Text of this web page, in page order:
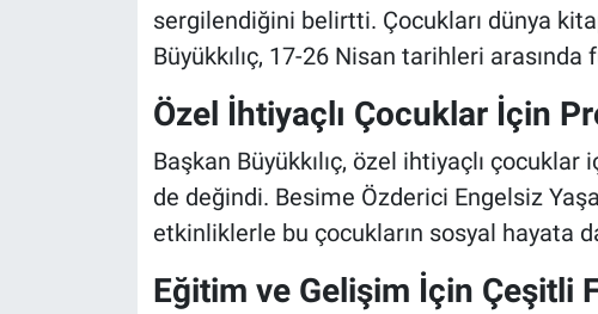
sergilendiğini belirtti. Çocukları dünya
Büyükkılıç, 17-26 Nisan tarihleri
Özel İhtiyaçlı Çocuklar İçin
Başkan Büyükkılıç, özel ihtiyaçlı
de değindi. Besime Özderici Engelsiz
etkinliklerle bu çocukların sosyal hayata
Eğitim ve Gelişim İçin Çeşitli